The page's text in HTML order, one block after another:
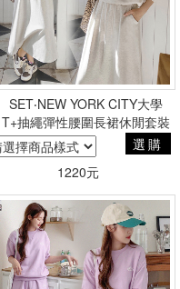
SET‧NEW YORK CITY大學
T+抽繩彈性腰圍長裙休閒套裝
選購
1220元